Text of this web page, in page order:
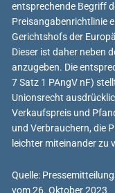
entsprechende Begriff
Preisangabenrichtlinie
Gerichtshofs der
Dieser ist daher neben
anzugeben. Die
7 Satz 1 PAngV nF)
Unionsrecht
Verkaufspreis und
und Verbrauchern, die
leichter miteinander zu
Quelle:
vom 26. Oktober 2023